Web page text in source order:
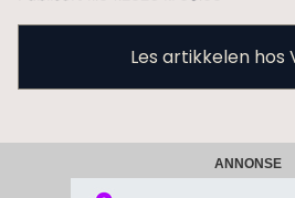
Les artikkelen hos
ANNONSE